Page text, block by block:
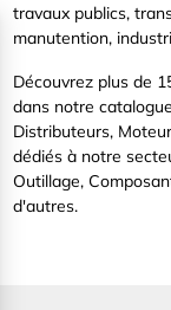
travaux publics,
manutention,
Découvrez plus de
dans notre
Distributeurs,
dédiés à notre
Outillage,
d'autres.